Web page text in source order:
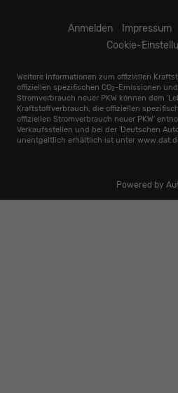
Anmelden Impressum
Cookie-
Weitere Informationen zum offiziellen
offiziellen spezifischen CO2 -Emissionen
Stromverbrauch neuer PKW können dem
Kraftstoffverbrauch, die offiziellen
offiziellen Stromverbrauch neuer PKW'
Verkaufsstellen und bei der 'Deutschen
unentgeltlich erhältlich ist unter
Powered by